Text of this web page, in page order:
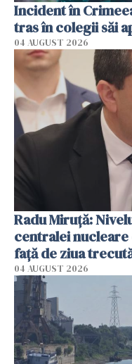
Incident în
tras în colegii săi
04 AUGUST 2026
Radu Miruţă:
centralei nucleare
faţă de ziua
04 AUGUST 2026